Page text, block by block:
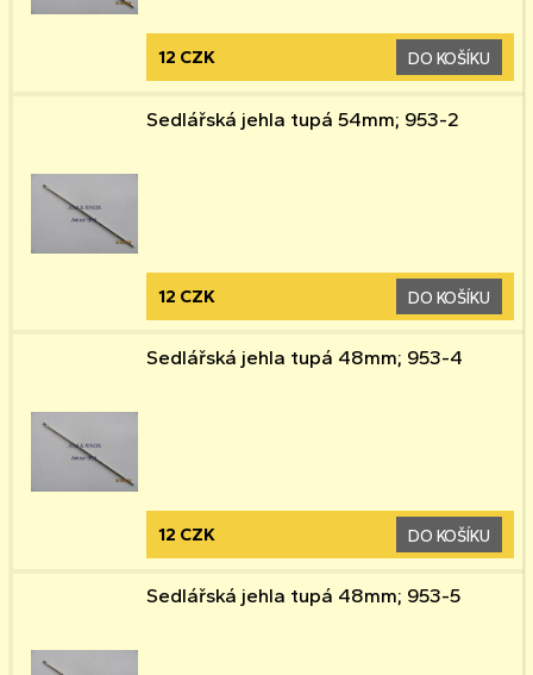
12 CZK DO KOŠÍKU
Sedlářská jehla tupá 54mm; 953-2
12 CZK DO KOŠÍKU
Sedlářská jehla tupá 48mm; 953-4
12 CZK DO KOŠÍKU
Sedlářská jehla tupá 48mm; 953-5